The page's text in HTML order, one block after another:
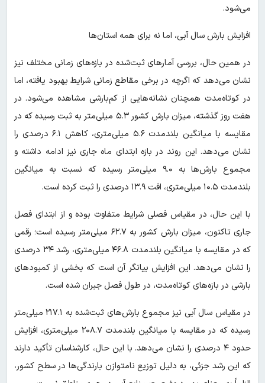
می‌شود.
افزایش بارش سال آبی، اما نه برای همه استان‌ها
در همین حال، بررسی آمارهای ثبت‌شده در بازه‌های زمانی مختلف نیز
نشان می‌دهد که اگرچه در برخی مقاطع زمانی شرایط بهبود یافته، اما
در کوتاه‌مدت همچنان نشانه‌هایی از کم‌بارشی مشاهده می‌شود. در
هفت روز گذشته، میزان بارش کشور ۵.۳ میلی‌متر به ثبت رسیده که در
مقایسه با میانگین بلندمدت ۵.۶ میلی‌متری، کاهش ۶.۱ درصدی را
نشان می‌دهد. این روند در بازه ابتدای ماه جاری نیز ادامه داشته و
مجموع بارش‌ها به ۹.۰ میلی‌متر رسیده که نسبت به میانگین
بلندمدت ۱۰.۵ میلی‌متری، افت ۱۳.۹ درصدی را ثبت کرده است.
با این حال، در مقیاس فصلی شرایط متفاوت بوده و از ابتدای فصل
جاری تاکنون، میزان بارش کشور به ۶۲.۷ میلی‌متر رسیده است؛ رقمی
که در مقایسه با میانگین بلندمدت ۴۶.۸ میلی‌متری، رشد ۳۴ درصدی
را نشان می‌دهد. این افزایش بیانگر آن است که بخشی از کمبودهای
بارشی در بازه‌های کوتاه‌مدت، در طول فصل جبران شده است.
در مقیاس سال آبی نیز مجموع بارش‌های ثبت‌شده به ۲۱۷.۱ میلی‌متر
رسیده که در مقایسه با میانگین بلندمدت ۲۰۸.۷ میلی‌متری، افزایش
حدود ۴ درصدی را نشان می‌دهد. با این حال، کارشناسان تأکید دارند
که این رشد جزئی، به دلیل توزیع نامتوازن بارندگی‌ها در سطح کشور،